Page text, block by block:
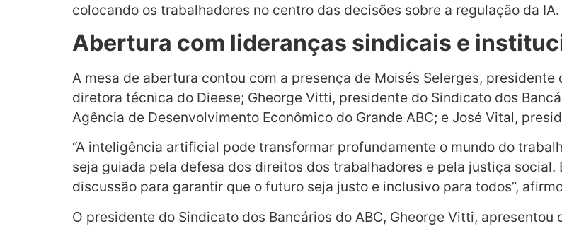
colocando os trabalhadores no centro das decisões sobre a regulação da IA.
Abertura com lideranças sindicais e
A mesa de abertura contou com a presença de Moisés Selerges,
diretora técnica do Dieese; Gheorge Vitti, presidente do Sindicato dos
Agência de Desenvolvimento Econômico do Grande ABC; e José Vital,
“A inteligência artificial pode transformar profundamente o mundo do
seja guiada pela defesa dos direitos dos trabalhadores e pela justiça
discussão para garantir que o futuro seja justo e inclusivo para todos”,
O presidente do Sindicato dos Bancários do ABC, Gheorge Vitti,